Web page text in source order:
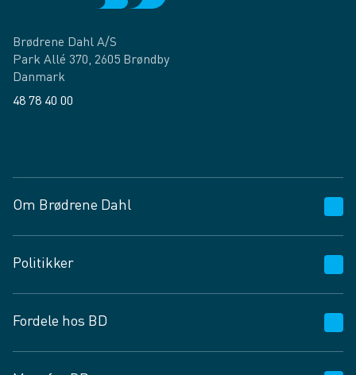
Brødrene Dahl A/S
Park Allé 370, 2605 Brøndby
Danmark
48 78 40 00
Om Brødrene Dahl
Vagttelefon 30 10 89 89
Spørgsmål og svar
Job og karriere
Fødevarekontrolrapport
Politikker
Privatlivspolitik
Cookies
Fordele hos BD